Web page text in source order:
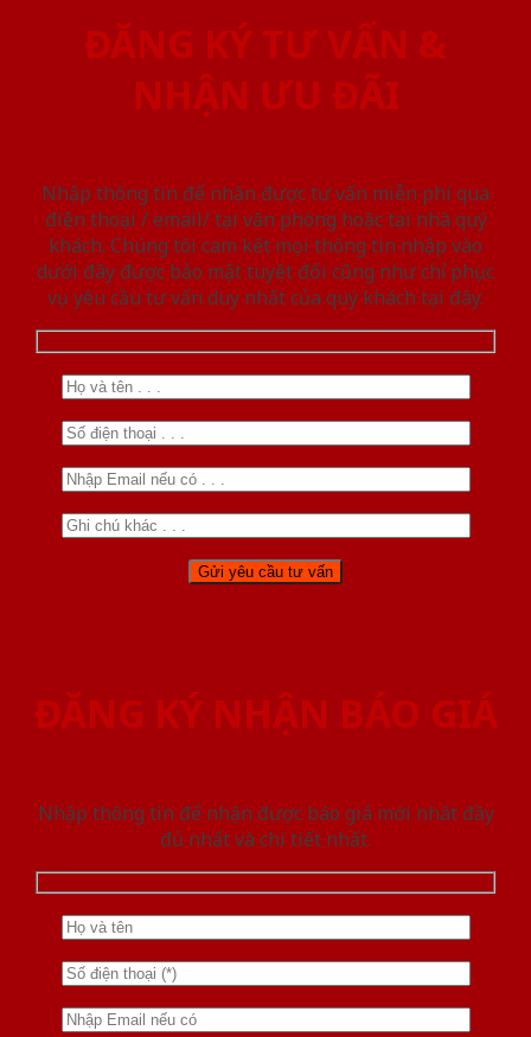
ĐĂNG KÝ TƯ VẤN &
NHẬN ƯU ĐÃI
Nhập thông tin để nhận được tư vấn miễn phí qua
điện thoại / email/ tại văn phòng hoặc tại nhà quý
khách. Chúng tôi cam kết mọi thông tin nhập vào
dưới đây được bảo mật tuyệt đối cũng như chỉ phục
vụ yêu cầu tư vấn duy nhất của quý khách tại đây.
ĐĂNG KÝ NHẬN BÁO GIÁ
Nhập thông tin để nhận được báo giá mới nhât đầy
đủ nhất và chi tiết nhất.